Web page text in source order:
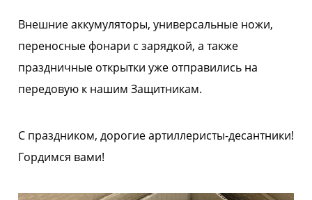
Внешние аккумуляторы, универсальные ножи,
переносные фонари с зарядкой, а также
праздничные открытки уже отправились на
передовую к нашим Защитникам.
С праздником, дорогие артиллеристы-десантники!
Гордимся вами!